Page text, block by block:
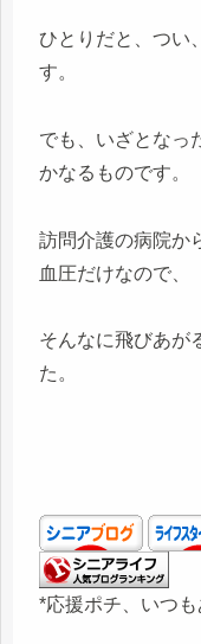
ひとりだと、つい
す。
でも、いざとなっ
かなるものです。
訪問介護の病院か
血圧だけなので、
そんなに飛びあが
た。
*応援ポチ、いつも